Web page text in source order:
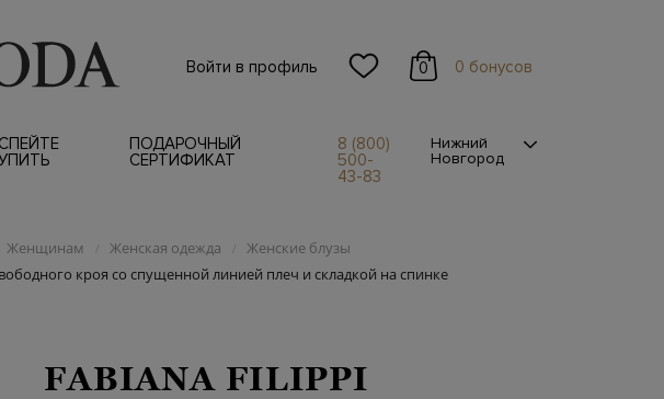
Войти в профиль 0 0 бонусов
ПОДАРОЧНЫЙ
СЕРТИФИКАТ
8 (800)
500-
43-83
Нижний
Новгород
Женщинам / Женская одежда / Женские блузы
кроя со спущенной линией плеч и складкой на спинке
FABIANA FILIPPI